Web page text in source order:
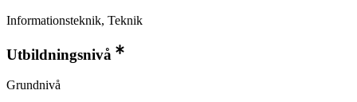
Informationsteknik, Teknik
Utbildningsnivå
Grundnivå